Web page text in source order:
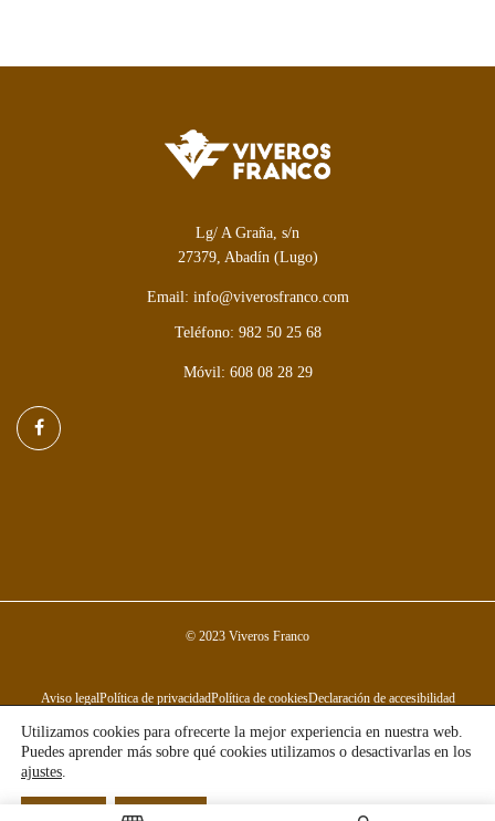
Lg/ A Graña, s/n
27379, Abadín (Lugo)
Email: info@viverosfranco.com
Teléfono: 982 50 25 68
Móvil: 608 08 28 29
© 2023 Viveros Franco
Aviso legalPolítica de privacidadPolítica de cookiesDeclaración de accesibilidad
Utilizamos cookies para ofrecerte la mejor experiencia en nuestra web.
Puedes aprender más sobre qué cookies utilizamos o desactivarlas en los
ajustes.
Rechazar